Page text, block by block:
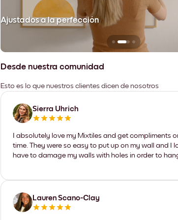
Ajustados a la perfección
Desde nuestra comunidad
Esto es lo que nuestros clientes dicen de nosotros
Sierra Uhrich
I absolutely love my Mixtiles and get compliments
time. They were so easy to put up on my wall and I
have to damage my walls with holes in order to
Lauren Scano-Clay